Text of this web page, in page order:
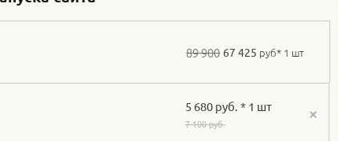
89 900 67 425 руб* 1 шт
5 680 руб. * 1 шт
7 100 руб.